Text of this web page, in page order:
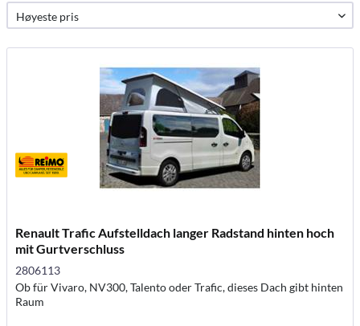
Renault Trafic Aufstelldach langer Radstand hinten hoch
mit Gurtverschluss
2806113
Ob für Vivaro, NV300, Talento oder Trafic, dieses Dach gibt hinten
Raum